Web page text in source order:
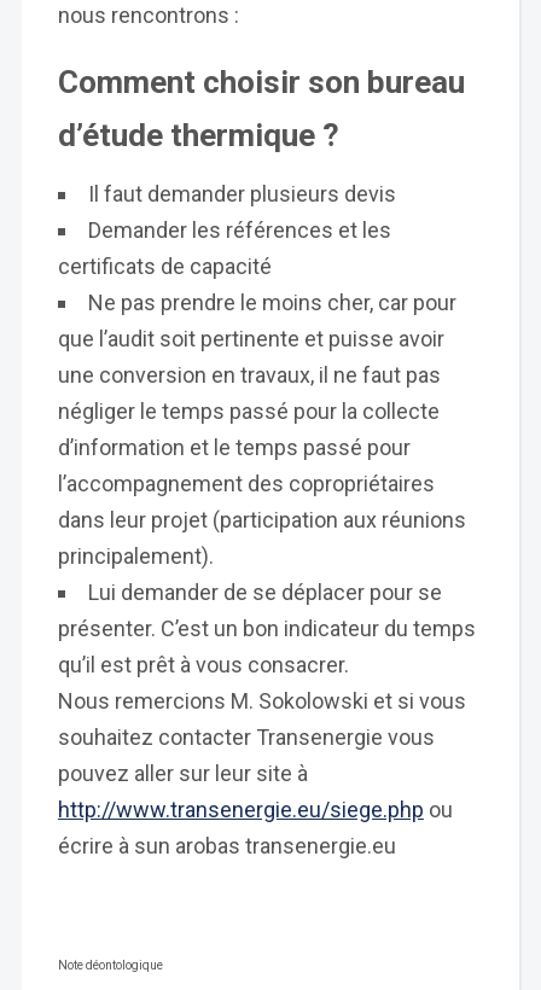
nous rencontrons :
Comment choisir son bureau
d’étude thermique ?
Il faut demander plusieurs devis
Demander les références et les
certificats de capacité
Ne pas prendre le moins cher, car pour
que l’audit soit pertinente et puisse avoir
une conversion en travaux, il ne faut pas
négliger le temps passé pour la collecte
d’information et le temps passé pour
l’accompagnement des copropriétaires
dans leur projet (participation aux réunions
principalement).
Lui demander de se déplacer pour se
présenter. C’est un bon indicateur du temps
qu’il est prêt à vous consacrer.
Nous remercions M. Sokolowski et si vous
souhaitez contacter Transenergie vous
pouvez aller sur leur site à
http://www.transenergie.eu/siege.php ou
écrire à sun arobas transenergie.eu
Note déontologique